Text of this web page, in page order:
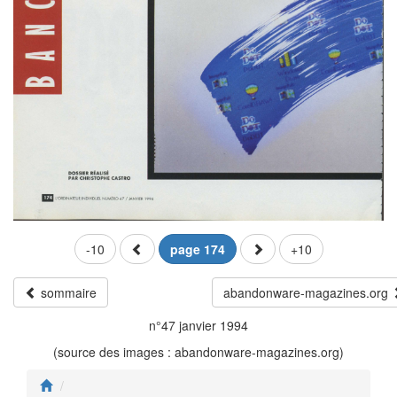
-10 page 174 +10
sommaire
abandonware-magazines.org
n°47 janvier 1994
(source des images : abandonware-magazines.org)